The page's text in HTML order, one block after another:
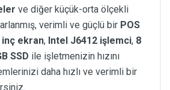
ve diğer küçük-orta ölçekli
verimli ve güçlü bir POS
inç ekran, Intel J6412 işlemci, 8
SSD ile işletmenizin hızını
daha hızlı ve verimli bir